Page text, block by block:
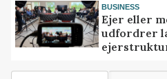
BUSINESS
Ejer eller
udfordrer